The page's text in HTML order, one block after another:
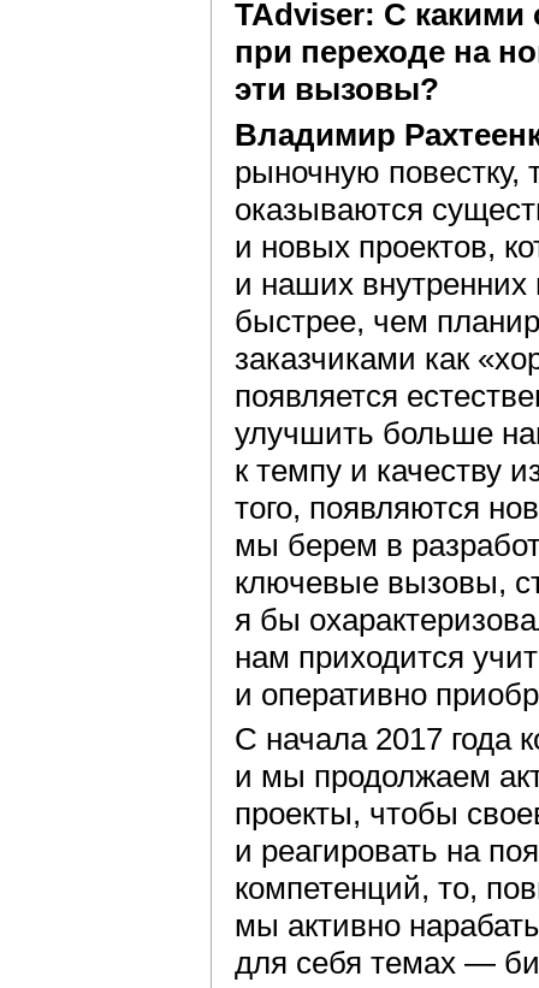
TAdviser: С
при переходе на
эти вызовы?
Владимир
рыночную повестку,
оказываются
и новых проектов,
и наших
быстрее, чем
заказчиками как
появляется
улучшить больше
к темпу и качеству
того, появляются
мы берем в
ключевые вызовы,
я бы
нам приходится
и оперативно
С начала 2017 года
и мы продолжаем
проекты, чтобы
и реагировать на
компетенций, то,
мы активно
для себя темах —